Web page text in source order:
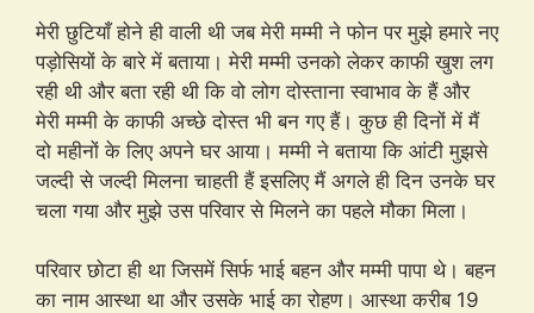
मेरी छुटियाँ होने ही वाली थी जब मेरी मम्मी ने फोन पर मुझे हमारे नए
पड़ोसियों के बारे में बताया। मेरी मम्मी उनको लेकर काफी खुश लग
रही थी और बता रही थी कि वो लोग दोस्ताना स्वाभाव के हैं और
मेरी मम्मी के काफी अच्छे दोस्त भी बन गए हैं। कुछ ही दिनों में मैं
दो महीनों के लिए अपने घर आया। मम्मी ने बताया कि आंटी मुझसे
जल्दी से जल्दी मिलना चाहती हैं इसलिए मैं अगले ही दिन उनके घर
चला गया और मुझे उस परिवार से मिलने का पहले मौका मिला।
परिवार छोटा ही था जिसमें सिर्फ भाई बहन और मम्मी पापा थे। बहन
का नाम आस्था था और उसके भाई का रोहण। आस्था करीब 19